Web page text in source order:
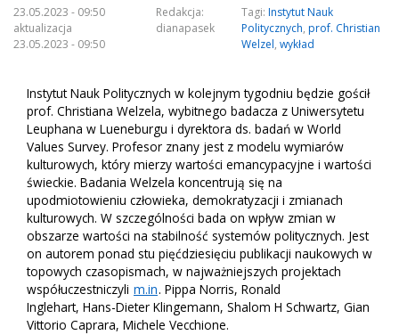
23.05.2023 - 09:50
aktualizacja
23.05.2023 - 09:50
Redakcja:
dianapasek
Tagi: Instytut Nauk
Politycznych, prof. Christian
Welzel, wykład
Instytut Nauk Politycznych w kolejnym tygodniu będzie gościł
prof. Christiana Welzela, wybitnego badacza z Uniwersytetu
Leuphana w Lueneburgu i dyrektora ds. badań w World
Values Survey. Profesor znany jest z modelu wymiarów
kulturowych, który mierzy wartości emancypacyjne i wartości
świeckie. Badania Welzela koncentrują się na
upodmiotowieniu człowieka, demokratyzacji i zmianach
kulturowych. W szczególności bada on wpływ zmian w
obszarze wartości na stabilność systemów politycznych. Jest
on autorem ponad stu pięćdziesięciu publikacji naukowych w
topowych czasopismach, w najważniejszych projektach
współuczestniczyli m.in. Pippa Norris, Ronald
Inglehart, Hans-Dieter Klingemann, Shalom H Schwartz, Gian
Vittorio Caprara, Michele Vecchione.